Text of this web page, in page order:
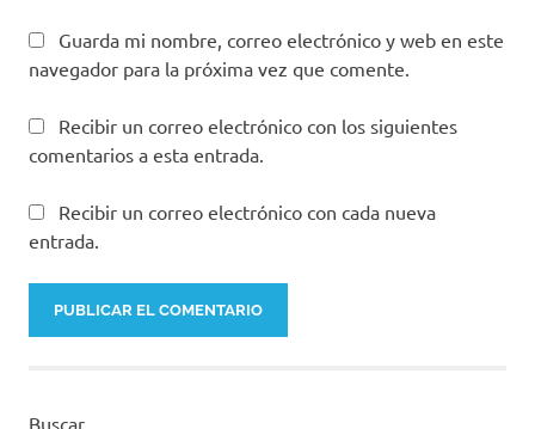
Guarda mi nombre, correo electrónico y web en este
navegador para la próxima vez que comente.
Recibir un correo electrónico con los siguientes
comentarios a esta entrada.
Recibir un correo electrónico con cada nueva
entrada.
Buscar